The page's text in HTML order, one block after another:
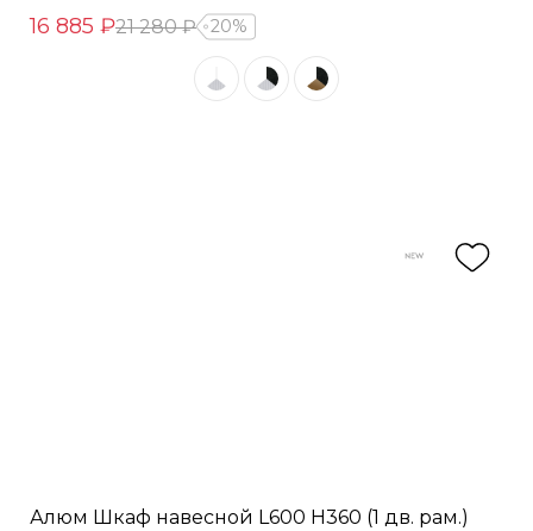
16 885 ₽21 280 ₽ 20%
Алюм Шкаф навесной L600 Н360 (1 дв. рам.)